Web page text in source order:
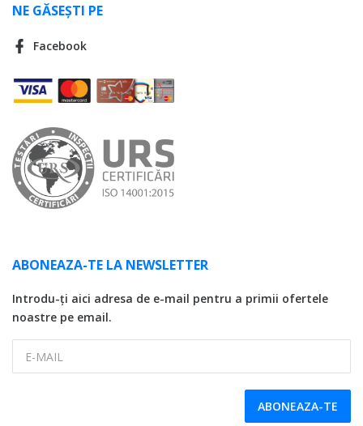
NE GĂSEȘTI PE
Facebook
ABONEAZA-TE LA NEWSLETTER
Introdu-ți aici adresa de e-mail pentru a primii ofertele
noastre pe email.
ABONEAZA-TE